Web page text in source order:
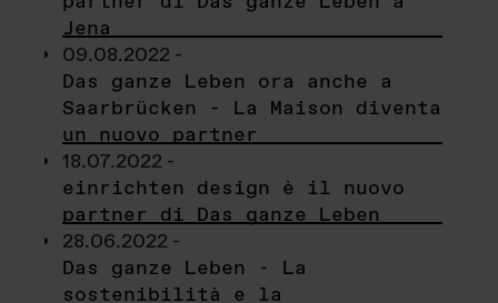
Jena
09.08.2022 -
Das ganze Leben ora anche a
Saarbrücken - La Maison diventa
un nuovo partner
18.07.2022 -
einrichten design è il nuovo
partner di Das ganze Leben
28.06.2022 -
Das ganze Leben - La
sostenibilità e la